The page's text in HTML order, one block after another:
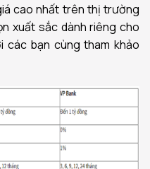
cao nhất trên thị trường
xuất sắc dành riêng cho
các bạn cùng tham khảo